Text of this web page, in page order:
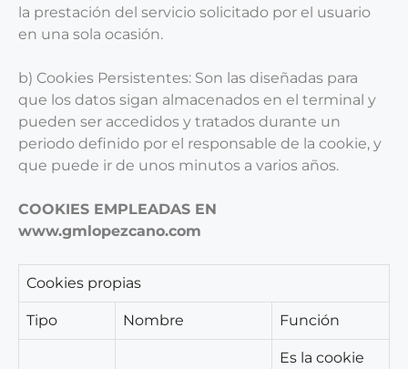
la prestación del servicio solicitado por el usuario
en una sola ocasión.
b) Cookies Persistentes: Son las diseñadas para
que los datos sigan almacenados en el terminal y
pueden ser accedidos y tratados durante un
periodo definido por el responsable de la cookie, y
que puede ir de unos minutos a varios años.
COOKIES EMPLEADAS EN
www.gmlopezcano.com
Cookies propias
Tipo Nombre Función
Es la cookie